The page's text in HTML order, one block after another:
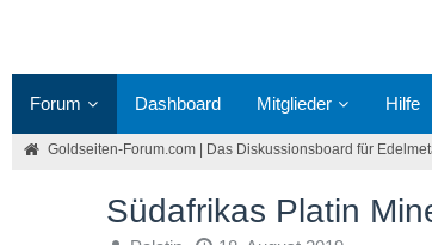
Forum Dashboard Mitglieder Hilfe
Goldseiten-Forum.com | Das Diskussionsboard für
Südafrikas Platin